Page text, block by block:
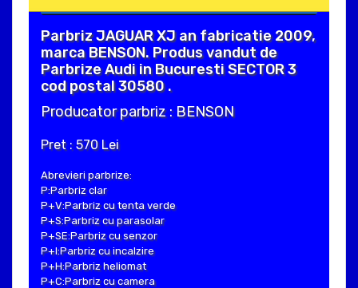
Parbriz JAGUAR XJ an fabricatie 2009,
marca BENSON. Produs vandut de
Parbrize Audi in Bucuresti SECTOR 3
cod postal 30580 .
Producator parbriz : BENSON
Pret : 570 Lei
Abrevieri parbrize:
P:Parbriz clar
P+V:Parbriz cu tenta verde
P+S:Parbriz cu parasolar
P+SE:Parbriz cu senzor
P+I:Parbriz cu incalzire
P+H:Parbriz heliomat
P+C:Parbriz cu camera